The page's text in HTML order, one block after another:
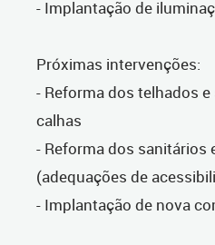
- Implantação de
Próximas intervenções:
- Reforma dos telhados
calhas
- Reforma dos sanitários
(adequações de
- Implantação de nova